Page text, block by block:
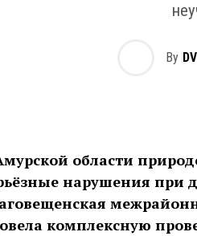
By
области
нарушения при
комплексную